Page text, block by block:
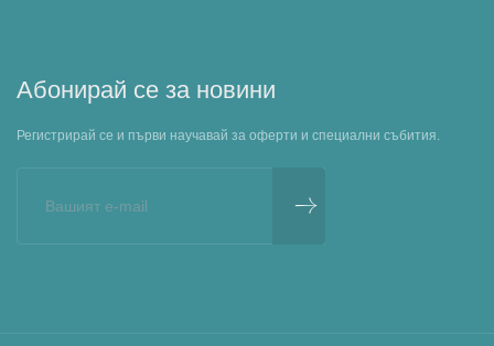
Абонирай се за новини
Регистрирай се и първи научавай за оферти и специални събития.